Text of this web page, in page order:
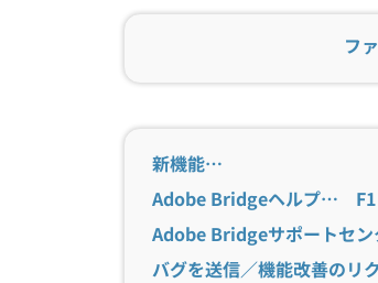
フ
新機能…
Adobe Bridgeヘルプ… F1
Adobe Bridgeサポートセ
バグを送信／機能改善のリ